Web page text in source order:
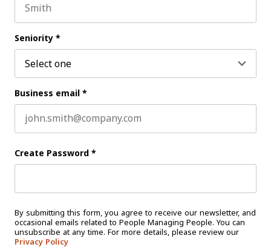
Seniority *
Business email *
Create Password *
By submitting this form, you agree to receive our newsletter, and
occasional emails related to People Managing People. You can
unsubscribe at any time. For more details, please review our
Privacy Policy